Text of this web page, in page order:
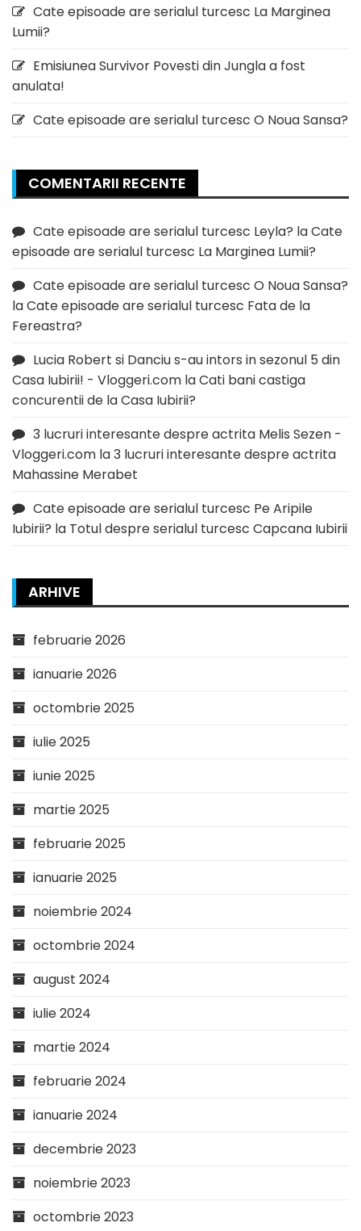
Cate episoade are serialul turcesc La Marginea
Lumii?
Emisiunea Survivor Povesti din Jungla a fost
anulata!
Cate episoade are serialul turcesc O Noua Sansa?
COMENTARII RECENTE
Cate episoade are serialul turcesc Leyla? laCate
episoade are serialul turcesc La Marginea Lumii?
Cate episoade are serialul turcesc O Noua Sansa?
laCate episoade are serialul turcesc Fata de la
Fereastra?
Lucia Robert si Danciu s-au intors in sezonul 5 din
Casa Iubirii! - Vloggeri.com laCati bani castiga
concurentii de la Casa Iubirii?
3 lucruri interesante despre actrita Melis Sezen -
Vloggeri.com la3 lucruri interesante despre actrita
Mahassine Merabet
Cate episoade are serialul turcesc Pe Aripile
Iubirii? la Totul despre serialul turcesc Capcana Iubirii
ARHIVE
februarie 2026
ianuarie 2026
octombrie 2025
iulie 2025
iunie 2025
martie 2025
februarie 2025
ianuarie 2025
noiembrie 2024
octombrie 2024
august 2024
iulie 2024
martie 2024
februarie 2024
ianuarie 2024
decembrie 2023
noiembrie 2023
octombrie 2023